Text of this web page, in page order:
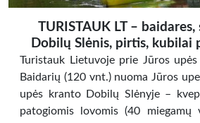
TURISTAUK LT –
Dobilų Slėnis, pirtis, kubilai
Turistauk Lietuvoje prie Jūros upės
Baidarių (120 vnt.) nuoma Jūros
upės kranto Dobilų Slėnyje –
patogiomis lovomis (40 miegamų